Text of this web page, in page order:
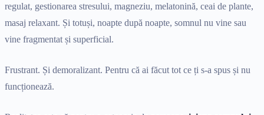
regulat, gestionarea stresului, magneziu, melatonină, ceai de plante,
masaj relaxant. Și totuși, noapte după noapte, somnul nu vine sau
vine fragmentat și superficial.
Frustrant. Și demoralizant. Pentru că ai făcut tot ce ți s-a spus și nu
funcționează.